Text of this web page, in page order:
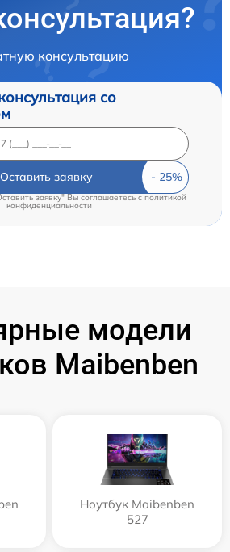
консультацию
со
Оставить заявку
заявку" Вы соглашаетесь cполитикой
конфиденциальности
модели
Maibenben
Ноутбук Maibenben
527